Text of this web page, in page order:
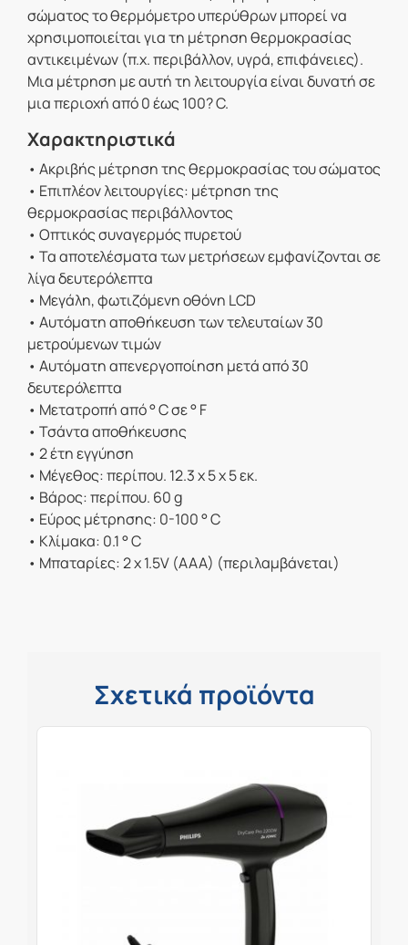
σώματος το θερμόμετρο υπερύθρων μπορεί να
χρησιμοποιείται για τη μέτρηση θερμοκρασίας
αντικειμένων (π.χ. περιβάλλον, υγρά, επιφάνειες).
Μια μέτρηση με αυτή τη λειτουργία είναι δυνατή σε
μια περιοχή από 0 έως 100? C.
Χαρακτηριστικά
• Ακριβής μέτρηση της θερμοκρασίας του σώματος
• Επιπλέον λειτουργίες: μέτρηση της
θερμοκρασίας περιβάλλοντος
• Οπτικός συναγερμός πυρετού
• Τα αποτελέσματα των μετρήσεων εμφανίζονται σε
λίγα δευτερόλεπτα
• Μεγάλη, φωτιζόμενη οθόνη LCD
• Αυτόματη αποθήκευση των τελευταίων 30
μετρούμενων τιμών
• Αυτόματη απενεργοποίηση μετά από 30
δευτερόλεπτα
• Μετατροπή από ° C σε ° F
• Τσάντα αποθήκευσης
• 2 έτη εγγύηση
• Μέγεθος: περίπου. 12.3 x 5 x 5 εκ.
• Βάρος: περίπου. 60 g
• Εύρος μέτρησης: 0-100 ° C
• Κλίμακα: 0.1 ° C
• Μπαταρίες: 2 x 1.5V (AAA) (περιλαμβάνεται)
Σχετικά προϊόντα